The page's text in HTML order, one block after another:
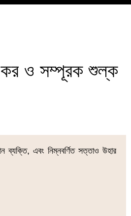
ও সম্পূরক শুল্ক
ব্যক্তি, এবং নিম্নবর্ণিত সত্তাও উহার